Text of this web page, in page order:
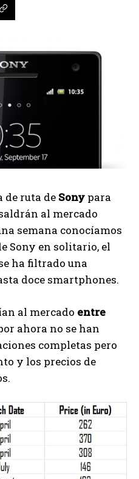
de ruta de Sony para
al mercado
semana conocíamos
Sony en solitario, el
ha filtrado una
doce smartphones.
al mercado entre
ahora no se han
completas pero
y los precios de